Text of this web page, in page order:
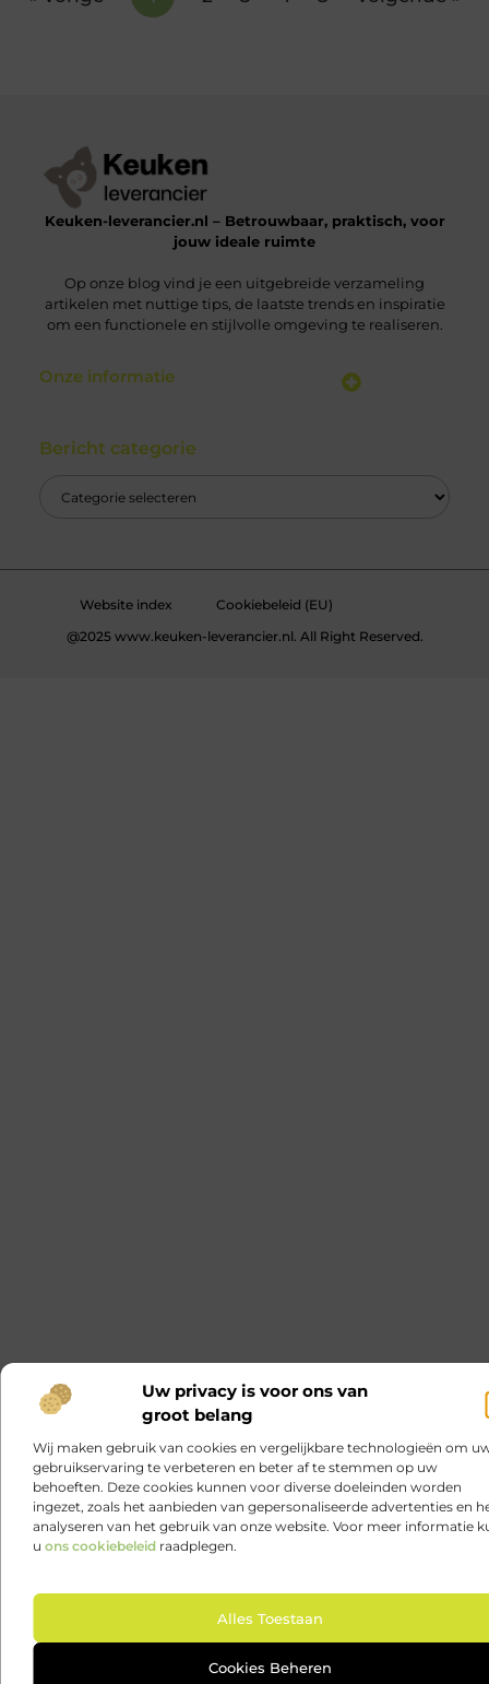
Uw privacy is voor ons van
groot belang
Wij maken gebruik van cookies en vergelijkbare technologieën om
gebruikservaring te verbeteren en beter af te stemmen op uw
behoeften. Deze cookies kunnen voor diverse doeleinden worden
ingezet, zoals het aanbieden van gepersonaliseerde advertenties en
analyseren van het gebruik van onze website. Voor meer informatie
u ons cookiebeleid raadplegen.
Alles Toestaan
Cookies Beheren
Keuken-leverancier.nl – Betrouwbaar, praktisch, voor
jouw ideale ruimte
Op onze blog vind je een uitgebreide verzameling
artikelen met nuttige tips, de laatste trends en inspiratie
om een functionele en stijlvolle omgeving te realiseren.
Onze informatie
Bericht categorie
Website index
Cookiebeleid (EU)
@2025 www.keuken-leverancier.nl. All Right Reserved.